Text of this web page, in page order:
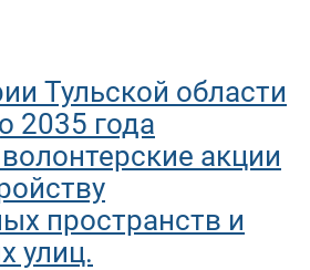
Тульской области
2035 года
акции
пространств и
улиц.